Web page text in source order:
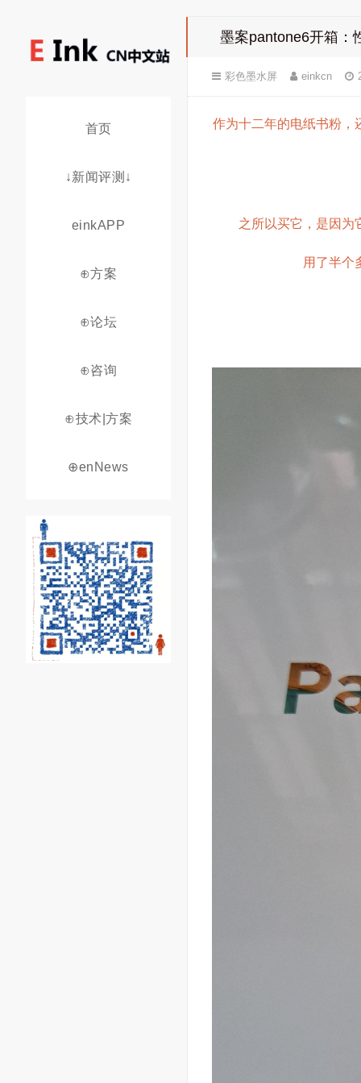
首页
↓新闻评测↓
einkAPP
⊕方案
⊕论坛
⊕咨询
⊕技术|方案
⊕enNews
墨案pantone6开箱：
彩色墨水屏 einkcn
作为十二年的电纸书粉，
之所以买它，是因为
用了半个